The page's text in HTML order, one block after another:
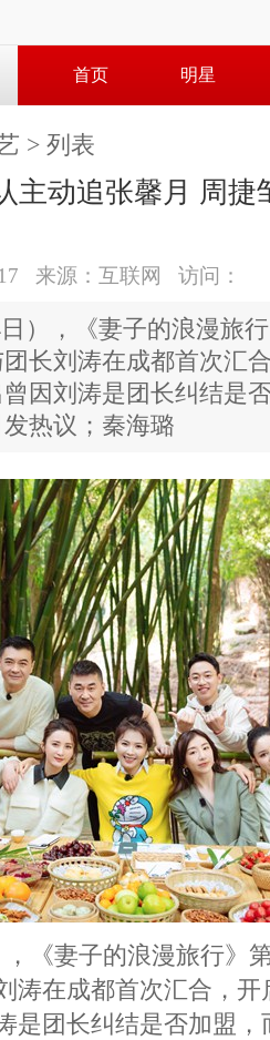
首页 明星
> 列表
主动追张馨月 周
来源：互联网 访问：
，《妻子的浪漫旅行
长刘涛在成都首次汇
因刘涛是团长纠结是
热议；秦海璐
妻子的浪漫旅行》
涛在成都首次汇合，
是团长纠结是否加盟